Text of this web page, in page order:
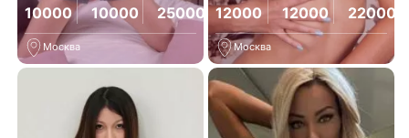
10000 10000 25000
Москва
12000 12000 22000
Москва